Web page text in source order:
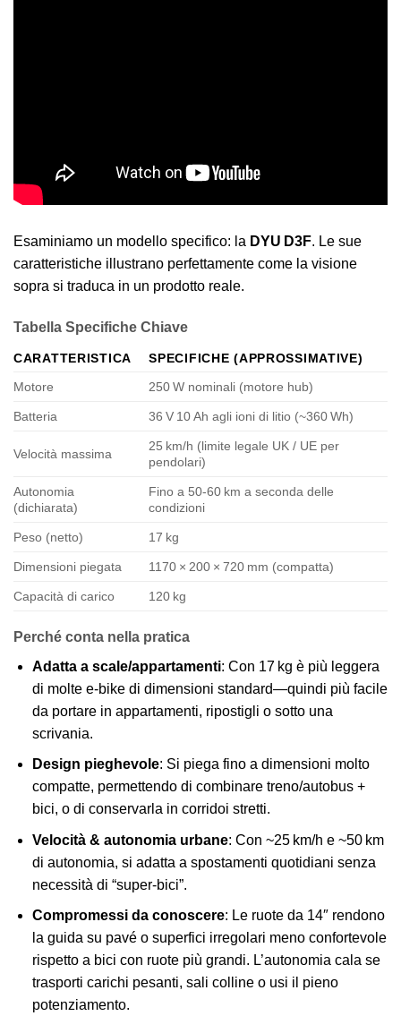
Esaminiamo un modello specifico: la DYU D3F. Le sue
caratteristiche illustrano perfettamente come la visione
sopra si traduca in un prodotto reale.
Tabella Specifiche Chiave
CARATTERISTICA
SPECIFICHE (APPROSSIMATIVE)
Motore
250 W nominali (motore hub)
Batteria 36 V 10 Ah agli ioni di litio (~360 Wh)
Velocità massima
25 km/h (limite legale UK / UE per
pendolari)
Autonomia
(dichiarata)
Fino a 50‑60 km a seconda delle
condizioni
Peso (netto) 17 kg
Dimensioni piegata 1170 × 200 × 720 mm (compatta)
Capacità di carico 120 kg
Perché conta nella pratica
Adatta a scale/appartamenti: Con 17 kg è più leggera
di molte e‑bike di dimensioni standard—quindi più facile
da portare in appartamenti, ripostigli o sotto una
scrivania.
Design pieghevole: Si piega fino a dimensioni molto
compatte, permettendo di combinare treno/autobus +
bici, o di conservarla in corridoi stretti.
Velocità & autonomia urbane: Con ~25 km/h e ~50 km
di autonomia, si adatta a spostamenti quotidiani senza
necessità di “super-bici”.
Compromessi da conoscere: Le ruote da 14″ rendono
la guida su pavé o superfici irregolari meno confortevole
rispetto a bici con ruote più grandi. L’autonomia cala se
trasporti carichi pesanti, sali colline o usi il pieno
potenziamento.